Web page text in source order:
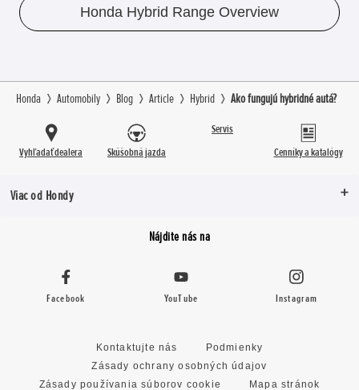
Honda Hybrid Range Overview
Honda Automobily Blog Article Hybrid Ako fungujú hybridné autá?
Vyhľadať dealera Skúšobná jazda
Servis
Cenníky a katalógy
Viac od Hondy
Nájdite nás na
Facebook YouTube Instagram
Kontaktujte nás
Podmienky
Zásady ochrany osobných údajov
Zásady používania súborov cookie
Mapa stránok